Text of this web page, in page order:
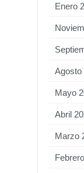
Enero
Agosto
Mayo
Abril
Marzo